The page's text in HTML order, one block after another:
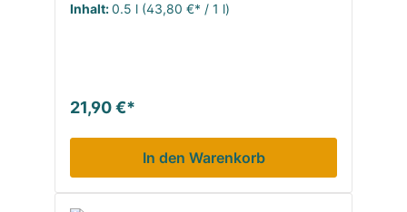
Inhalt:0.5 l (43,80 €* / 1 l)
21,90 €*
In den Warenkorb